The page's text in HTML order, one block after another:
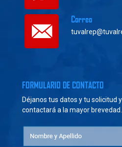
Correo
FORMULARIO DE CONTACTO
Déjanos tus datos y tu solicitud
contactará a la mayor brevedad.